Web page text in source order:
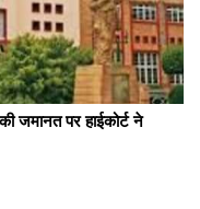
जमानत पर हाईकोर्ट ने